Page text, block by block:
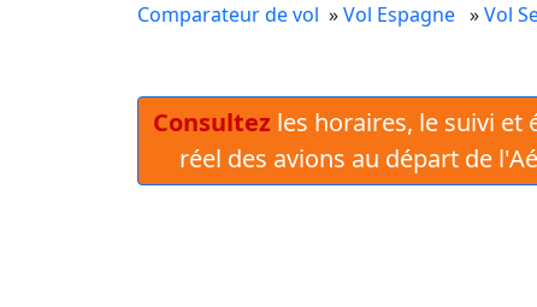
Comparateur de vol »Vol Espagne »Vol
Consultez les horaires, le suivi et
réel des avions au départ de